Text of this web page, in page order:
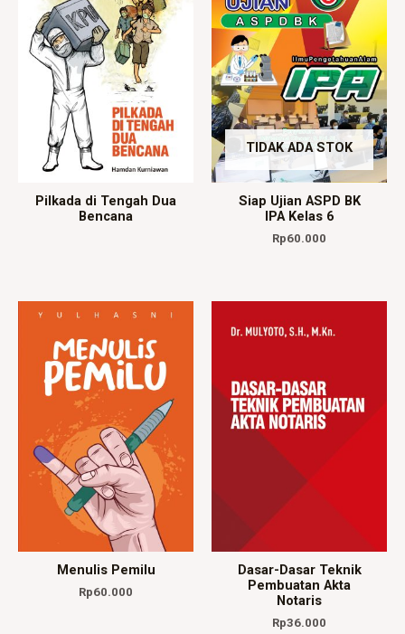
Pilkada di Tengah Dua
Bencana
TIDAK ADA STOK
Siap Ujian ASPD BK
IPA Kelas 6
Rp60.000
Menulis Pemilu
Rp60.000
Dasar-Dasar Teknik
Pembuatan Akta
Notaris
Rp36.000